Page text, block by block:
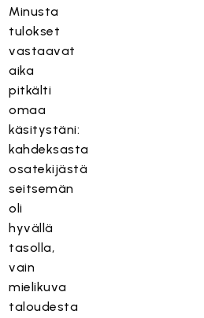
Minusta
tulokset
vastaavat
aika
pitkälti
omaa
käsitystäni:
kahdeksasta
osatekijästä
seitsemän
oli
hyvällä
tasolla,
vain
mielikuva
taloudesta